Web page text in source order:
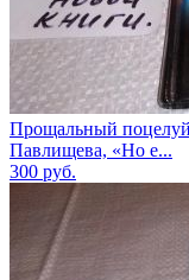
Прощальный
Павлищева, «Но е...
300 руб.